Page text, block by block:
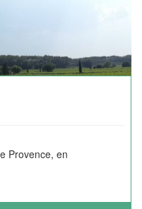
Provence, en